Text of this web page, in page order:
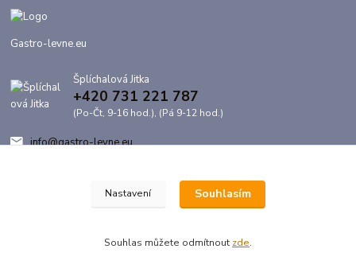
Gastro-levne.eu
Šplíchalová Jitka
+420 731 221 787
(Po-Čt, 9-16 hod.), (Pá 9-12 hod.)
info@gastro-levne.eu
Nastavení Souhlasím
Souhlas můžete odmítnout zde.